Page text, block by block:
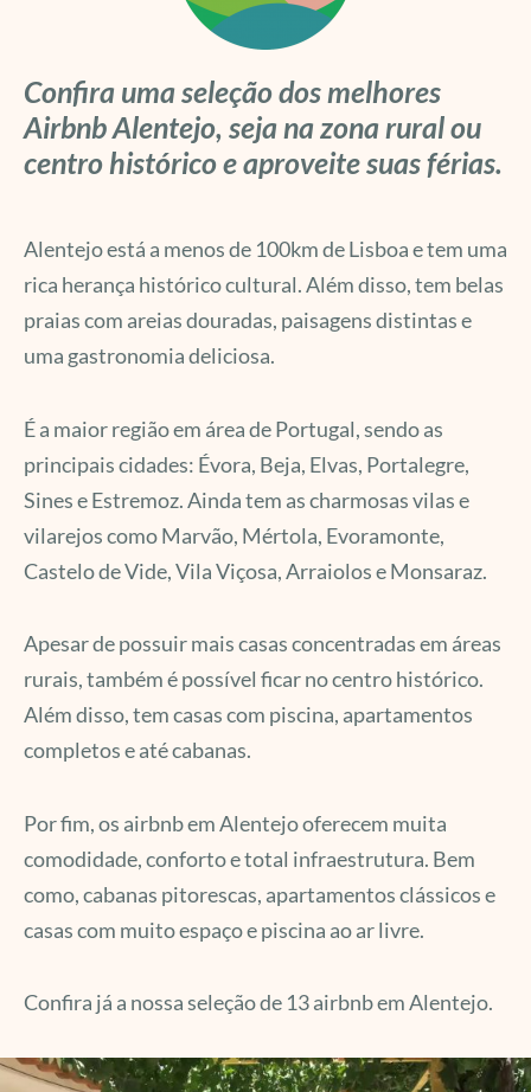
Confira uma seleção dos melhores
Airbnb Alentejo, seja na zona rural ou
centro histórico e aproveite suas férias.
Alentejo está a menos de 100km de Lisboa e tem uma
rica herança histórico cultural. Além disso, tem belas
praias com areias douradas, paisagens distintas e
uma gastronomia deliciosa.
É a maior região em área de Portugal, sendo as
principais cidades: Évora, Beja, Elvas, Portalegre,
Sines e Estremoz. Ainda tem as charmosas vilas e
vilarejos como Marvão, Mértola, Evoramonte,
Castelo de Vide, Vila Viçosa, Arraiolos e Monsaraz.
Apesar de possuir mais casas concentradas em áreas
rurais, também é possível ficar no centro histórico.
Além disso, tem casas com piscina, apartamentos
completos e até cabanas.
Por fim, os airbnb em Alentejo oferecem muita
comodidade, conforto e total infraestrutura. Bem
como, cabanas pitorescas, apartamentos clássicos e
casas com muito espaço e piscina ao ar livre.
Confira já a nossa seleção de 13 airbnb em Alentejo.